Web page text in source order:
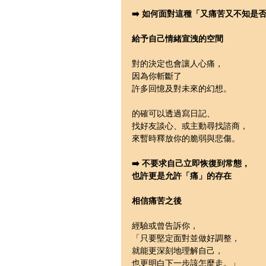
➡️ 如何面對這種「又痛苦又不知是
給予自己情緒宣洩的空間
對的決定也會讓人心痛，
因為你斬斷了
許多回憶及對未來的幻想。
的確可以透過寫日記、
找好友談心、或主動尋找諮商，
來暫時釋放你的脆弱與悲傷。
➡️ 不要求自己立即恢復到常態，
也許更是允許「痛」的存在
相信痛苦之後
經驗或曾告訴你，
「只要堅定面對並做好調整，
就能更深刻地理解自己，
也更明白下一步該怎麼走。」